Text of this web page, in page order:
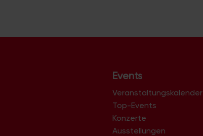
Events
Veranstaltungskalender
Top-Events
Konzerte
Ausstellungen